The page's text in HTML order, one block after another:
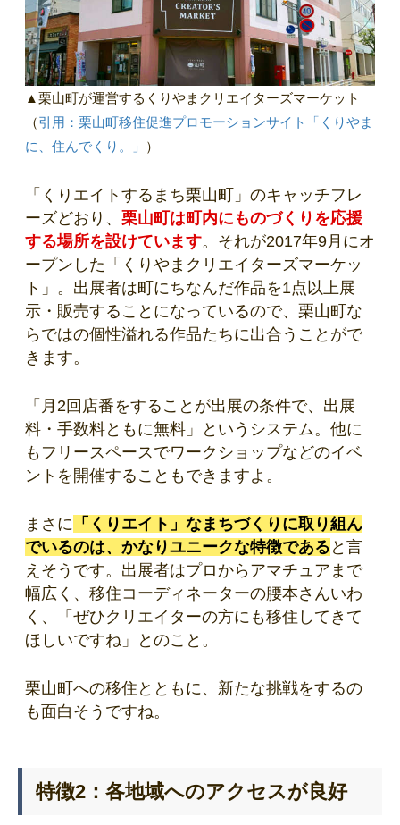
▲栗山町が運営するくりやまクリエイターズマーケット
（引用：栗山町移住促進プロモーションサイト「くりやま
に、住んでくり。」
）
「くりエイトするまち栗山町」のキャッチフレ
ーズどおり、 栗山町は町内にものづくりを応援
する場所を設けています。それが2017年9月にオ
ープンした「くりやまクリエイターズマーケッ
ト」。出展者は町にちなんだ作品を1点以上展
示・販売することになっているので、栗山町な
らではの個性溢れる作品たちに出合うことがで
きます。
「月2回店番をすることが出展の条件で、出展
料・手数料ともに無料」というシステム。他に
もフリースペースでワークショップなどのイベ
ントを開催することもできますよ。
まさに 「くりエイト」なまちづくりに取り組ん
でいるのは、かなりユニークな特徴である と言
えそうです。出展者はプロからアマチュアまで
幅広く、移住コーディネーターの腰本さんいわ
く、「ぜひクリエイターの方にも移住してきて
ほしいですね」とのこと。
栗山町への移住とともに、新たな挑戦をするの
も面白そうですね。
特徴2：各地域へのアクセスが良好